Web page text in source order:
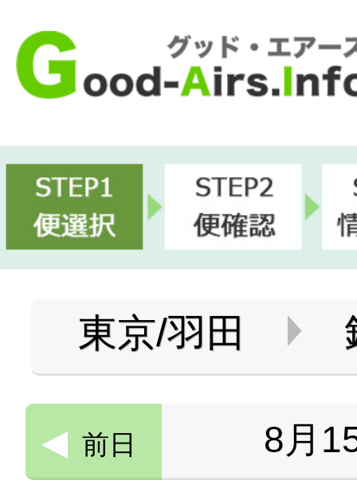
東京/羽田
前日 8月